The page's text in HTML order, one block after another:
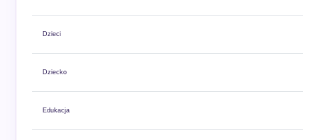
Dzieci
Dziecko
Edukacja